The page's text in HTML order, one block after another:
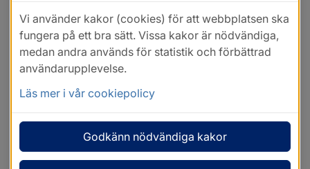
Vi använder kakor (cookies) för att webbplatsen ska
fungera på ett bra sätt. Vissa kakor är nödvändiga,
medan andra används för statistik och förbättrad
användarupplevelse.
Läs mer i vår cookiepolicy
Godkänn nödvändiga kakor